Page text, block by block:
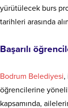
yürütülecek burs
tarihleri arasında
Başarılı
Bodrum Belediyesi,
öğrencilerine
kapsamında,